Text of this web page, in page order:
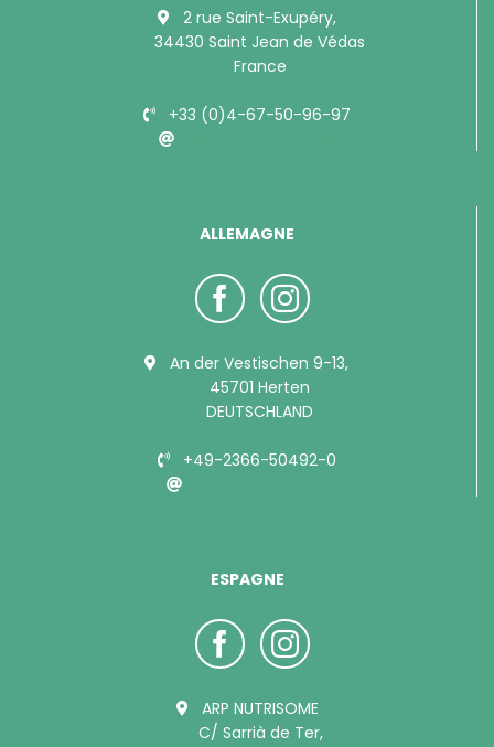
2 rue Saint-Exupéry,
34430 Saint Jean de Védas
France
+33 (0)4-67-50-96-97
ALLEMAGNE
An der Vestischen 9-13,
45701 Herten
DEUTSCHLAND
+49-2366-50492-0
ESPAGNE
ARP NUTRISOME
C/ Sarrià de Ter,